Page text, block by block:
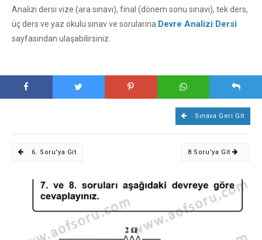
Analizi dersi vize (ara sınavı), final (dönem sonu sınavı), tek ders,
üç ders ve yaz okulu sınav ve sorularına Devre Analizi Dersi
sayfasından ulaşabilirsiniz.
Sınava Geri Git
6. Soru'ya Git 8 Soru'ya Git